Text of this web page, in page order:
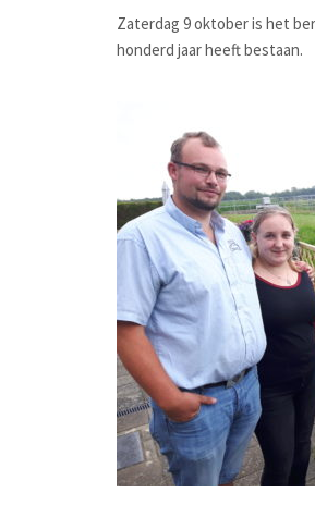
Zaterdag 9 oktober is het
honderd jaar heeft bestaan.